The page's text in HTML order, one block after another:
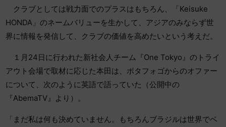
クラブとしては戦力面でのプラスはもちろん、「Keisuke
HONDA」のネームバリューを生かして、アジアのみならず世
界に情報を発信して、クラブの価値を高めたいという考えだ。
１月24日に行われた新社会人チーム『One Tokyo』のトライ
アウト会場で取材に応じた本田は、ボタフォゴからのオファー
について、次のように英語で語っていた（公開中の
『AbemaTV』より）。
「まだ私は何も決めていません。もちろんブラジルは世界でベ